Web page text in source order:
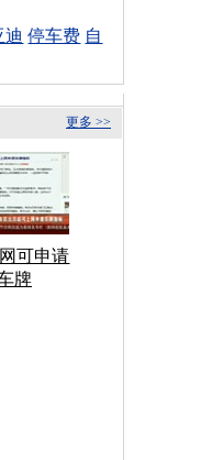
迪 停车费 自
更多 >>
网可申请
牌